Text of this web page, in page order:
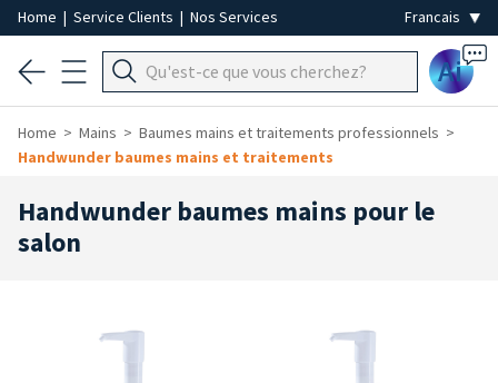
Home | Service Clients | Nos Services
Ai
Home Mains
Baumes mains et traitements professionnels
Handwunder baumes mains et traitements
Handwunder baumes mains pour le
salon